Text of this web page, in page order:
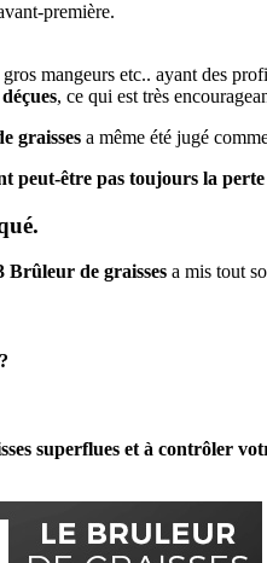
première.
mangeurs etc.. ayant des
, ce qui est très
graisses a même été jugé
peut-être pas toujours la perte
Brûleur de graisses a mis tout
?
superflues et à contrôler